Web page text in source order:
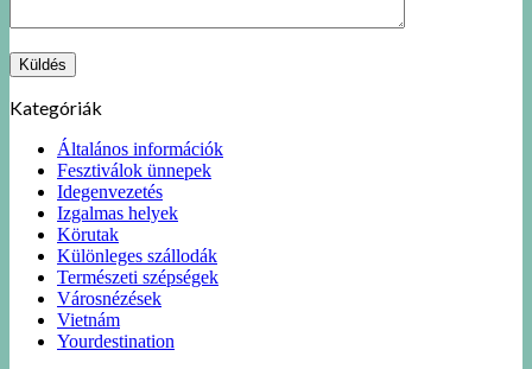
Kategóriák
Általános információk
Fesztiválok ünnepek
Idegenvezetés
Izgalmas helyek
Körutak
Különleges szállodák
Természeti szépségek
Városnézések
Vietnám
Yourdestination